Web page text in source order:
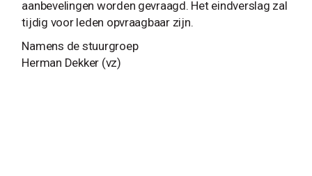
aanbevelingen worden gevraagd. Het eindverslag zal
tijdig voor leden opvraagbaar zijn.
Namens de stuurgroep
Herman Dekker (vz)